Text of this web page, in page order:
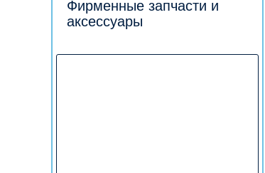
Фирменные запчасти и
аксессуары